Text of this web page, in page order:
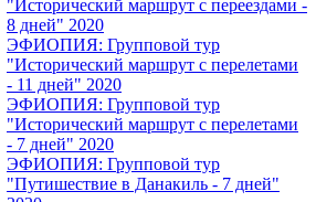
"Исторический маршрут с переездами -
8 дней" 2020
ЭФИОПИЯ: Групповой тур
"Исторический маршрут с перелетами
- 11 дней" 2020
ЭФИОПИЯ: Групповой тур
"Исторический маршрут с перелетами
- 7 дней" 2020
ЭФИОПИЯ: Групповой тур
"Путишествие в Данакиль - 7 дней"